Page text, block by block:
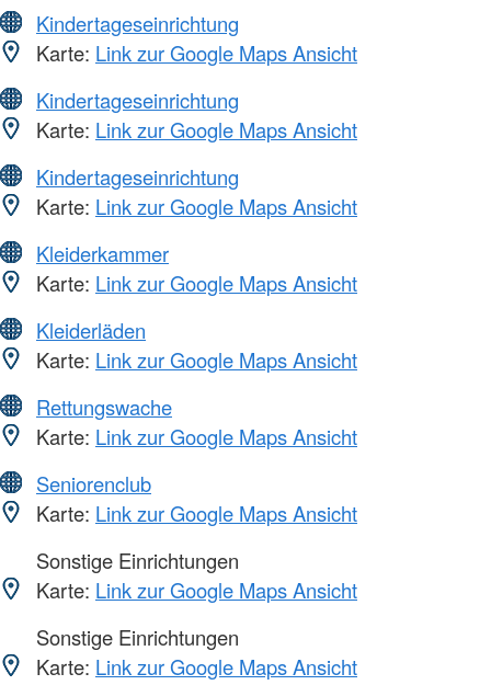
Kindertageseinrichtung
Karte: Link zur Google Maps Ansicht
Kindertageseinrichtung
Karte: Link zur Google Maps Ansicht
Kindertageseinrichtung
Karte: Link zur Google Maps Ansicht
Kleiderkammer
Karte: Link zur Google Maps Ansicht
Kleiderläden
Karte: Link zur Google Maps Ansicht
Rettungswache
Karte: Link zur Google Maps Ansicht
Seniorenclub
Karte: Link zur Google Maps Ansicht
Sonstige Einrichtungen
Karte: Link zur Google Maps Ansicht
Sonstige Einrichtungen
Karte: Link zur Google Maps Ansicht